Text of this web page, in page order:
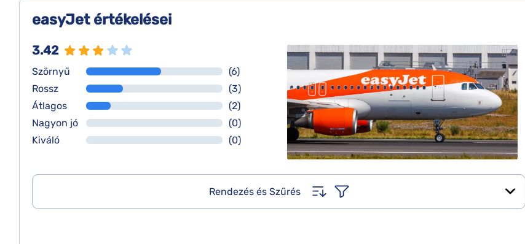
easyJet értékelései
3.42
Szörnyű
(6)
Rossz
(3)
Átlagos
(2)
Nagyon jó
(0)
Kiváló
(0)
Rendezés és Szűrés